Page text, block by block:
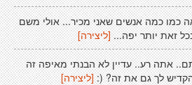
כמו כמה אנשים שאני מכיר... אולי משם
זאת יותר יפה... [ליצירה]
אתה רע.. עדיין לא הבנתי מאיפה זה
לך גם את זה? (: [ליצירה]